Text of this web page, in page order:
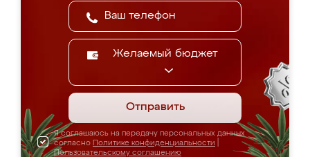
Желаемый бюджет
Отправить
Я соглашаюсь на передачу персональных данных
согласно Политике конфиденциальности
Пользовательскому соглашению